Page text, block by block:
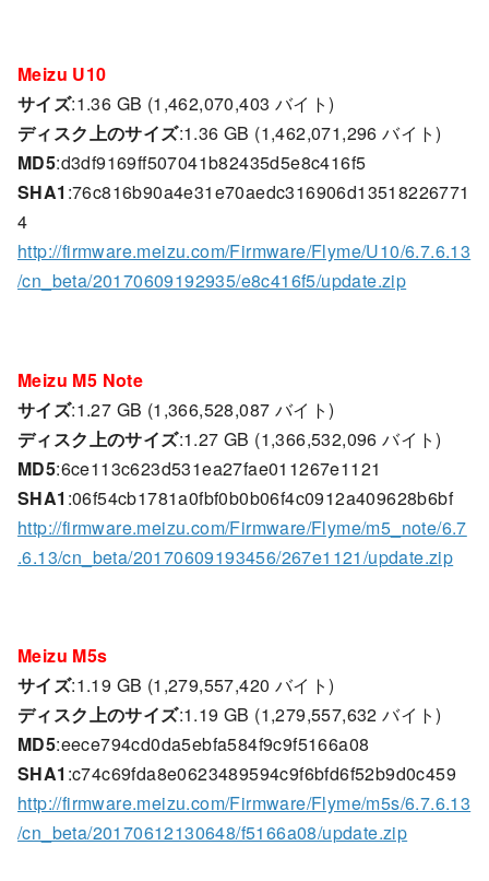
Meizu U10
サイズ:1.36 GB (1,462,070,403 バイト)
ディスク上のサイズ:1.36 GB (1,462,071,296 バイト)
MD5:d3df9169ff507041b82435d5e8c416f5
SHA1 :76c816b90a4e31e70aedc316906d13518226771
4
http://firmware.meizu.com/Firmware/Flyme/U10/6.7.6.13
/cn_beta/20170609192935/e8c416f5/update.zip
Meizu M5 Note
サイズ:1.27 GB (1,366,528,087 バイト)
ディスク上のサイズ:1.27 GB (1,366,532,096 バイト)
MD5:6ce113c623d531ea27fae011267e1121
SHA1 :06f54cb1781a0fbf0b0b06f4c0912a409628b6bf
http://firmware.meizu.com/Firmware/Flyme/m5_note/6.7
.6.13/cn_beta/20170609193456/267e1121/update.zip
Meizu M5s
サイズ:1.19 GB (1,279,557,420 バイト)
ディスク上のサイズ:1.19 GB (1,279,557,632 バイト)
MD5:eece794cd0da5ebfa584f9c9f5166a08
SHA1 :c74c69fda8e0623489594c9f6bfd6f52b9d0c459
http://firmware.meizu.com/Firmware/Flyme/m5s/6.7.6.13
/cn_beta/20170612130648/f5166a08/update.zip